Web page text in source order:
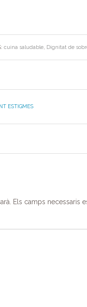
ar
te
cuina saludable, Dignitat de
ESTIGMES
Els camps necessaris